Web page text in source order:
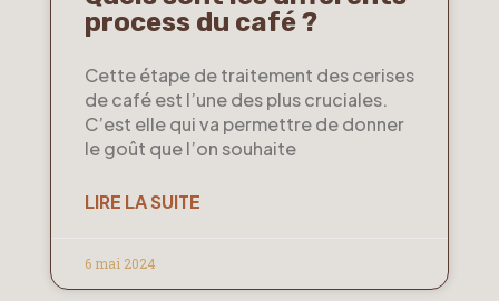
process du café ?
Cette étape de traitement des cerises
de café est l’une des plus cruciales.
C’est elle qui va permettre de donner
le goût que l’on souhaite
LIRE LA SUITE
6 mai 2024